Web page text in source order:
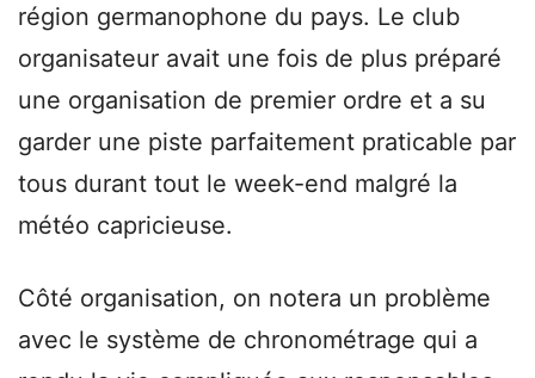
région germanophone du pays. Le club
organisateur avait une fois de plus préparé
une organisation de premier ordre et a su
garder une piste parfaitement praticable par
tous durant tout le week-end malgré la
météo capricieuse.
Côté organisation, on notera un problème
avec le système de chronométrage qui a